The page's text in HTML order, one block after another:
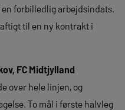
en forbilledlig arbejdsindats.
til en ny kontrakt i
FC Midtjylland
over hele linjen, og
To mål i første halvleg